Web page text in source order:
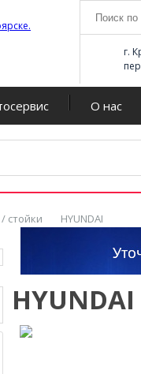
г.
О нас
стойки HYUNDAI
HYUNDAI